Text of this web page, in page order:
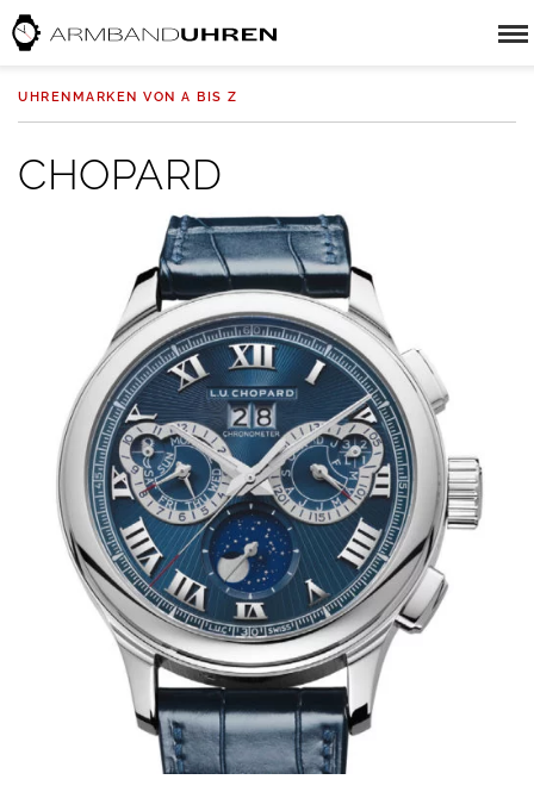
UHRENMARKEN VON A BIS Z
CHOPARD